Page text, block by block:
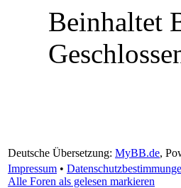
Beinhaltet
Deutsche Übersetzung: MyBB.de,
Impressum •
Alle Foren als gelesen markieren